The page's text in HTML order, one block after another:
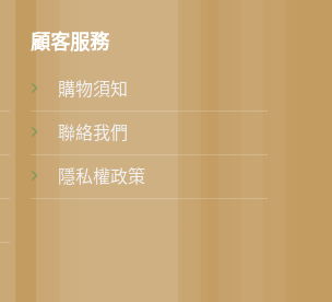
顧客服務
購物須知
聯絡我們
隱私權政策